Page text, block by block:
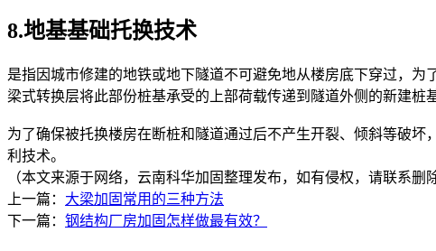
8.地基基础托换技术
是指因城市修建的地铁或地下隧道不可避免地从楼房底下穿过，
梁式转换层将此部份桩基承受的上部荷载传递到隧道外侧的新建
为了确保被托换楼房在断桩和隧道通过后不产生开裂、倾斜等破
利技术。
（本文来源于网络，云南科华加固整理发布，如有侵权，请联系删
上一篇： 大梁加固常用的三种方法
下一篇： 钢结构厂房加固怎样做最有效？